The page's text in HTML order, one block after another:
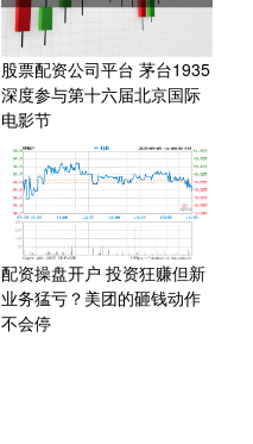
股票配资公司平台 茅台1935
深度参与第十六届北京国际
电影节
配资操盘开户 投资狂赚但新
业务猛亏？美团的砸钱动作
不会停